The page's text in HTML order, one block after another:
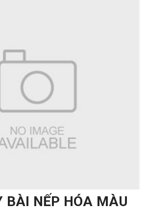
BÀI NẾP HÓA MÀU